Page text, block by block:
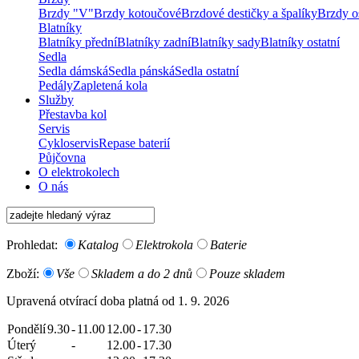
Brzdy "V"Brzdy kotoučovéBrzdové destičky a špalíkyBrzdy
Blatníky
Blatníky předníBlatníky zadníBlatníky sadyBlatníky ostatní
Sedla
Sedla dámskáSedla pánskáSedla ostatní
PedályZapletená kola
Služby
Přestavba kol
Servis
CykloservisRepase baterií
Půjčovna
O elektrokolech
O nás
Prohledat: Katalog Elektrokola Baterie
Zboží: Vše Skladem a do 2 dnů
Pouze skladem
Upravená otvírací doba platná od 1. 9. 2026
Pondělí9.30-11.0012.00-17.30
Úterý
- 12.00-17.30